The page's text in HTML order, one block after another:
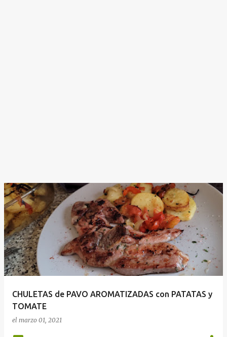
CHULETAS de PAVO AROMATIZADAS con PATATAS y
TOMATE
el marzo 01, 2021